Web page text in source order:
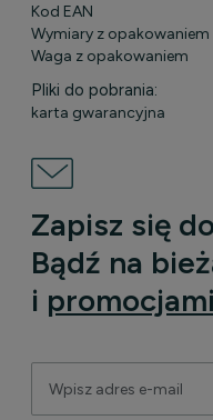
Kod EAN
Wymiary z opakowaniem
Waga z opakowaniem
Pliki do pobrania:
karta gwarancyjna
Zapisz się
Bądź na
i promocjami